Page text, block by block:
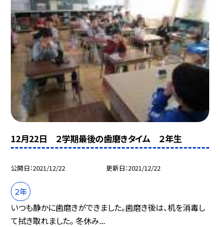
12月22日 ２学期最後の歯磨きタイム ２年生
公開日 2021/12/22 更新日 2021/12/22
２年
いつも静かに歯磨きができました。歯磨き後は、机を消毒し
て拭き取れました。 冬休み...